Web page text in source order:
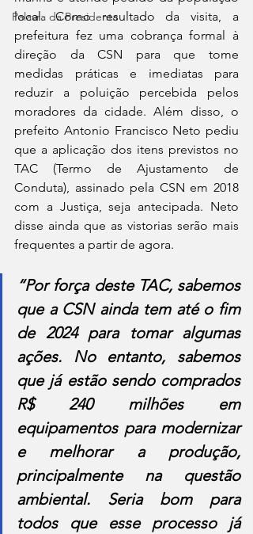
Palavra da Presidenta
local. Como resultado da visita, a
prefeitura fez uma cobrança formal à
direção da CSN para que tome
medidas práticas e imediatas para
reduzir a poluição percebida pelos
moradores da cidade. Além disso, o
prefeito Antonio Francisco Neto pediu
que a aplicação dos itens previstos no
TAC (Termo de Ajustamento de
Conduta), assinado pela CSN em 2018
com a Justiça, seja antecipada. Neto
disse ainda que as vistorias serão mais
frequentes a partir de agora.
“Por força deste TAC, sabemos
que a CSN ainda tem até o fim
de 2024 para tomar algumas
ações. No entanto, sabemos
que já estão sendo comprados
R$ 240 milhões em
equipamentos para modernizar
e melhorar a produção,
principalmente na questão
ambiental. Seria bom para
todos que esse processo já